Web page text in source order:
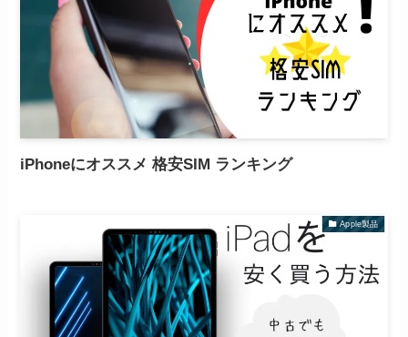
iPhoneにオススメ 格安SIM ランキング
Apple製品